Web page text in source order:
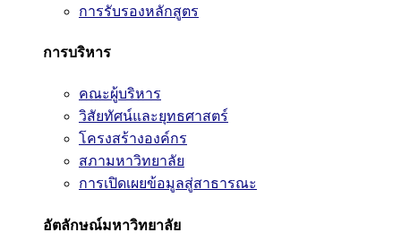
การรับรองหลักสูตร
การบริหาร
คณะผู้บริหาร
วิสัยทัศน์และยุทธศาสตร์
โครงสร้างองค์กร
สภามหาวิทยาลัย
การเปิดเผยข้อมูลสู่สาธารณะ
อัตลักษณ์มหาวิทยาลัย